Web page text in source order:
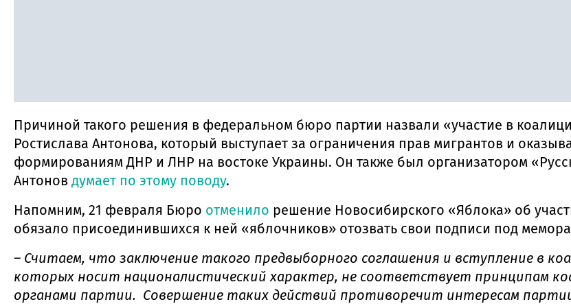
Причиной такого решения в федеральном бюро партии назвали «участие в
Ростислава Антонова, который выступает за ограничения прав мигрантов и
формированиям ДНР и ЛНР на востоке Украины. Он также был организатором
Антонов думает по этому поводу.
Напомним, 21 февраля Бюро отменило решение Новосибирского «Яблока» об
обязало присоединившихся к ней «яблочников» отозвать свои подписи под
– Считаем, что заключение такого предвыборного соглашения и вступление в
которых носит националистический характер, не соответствует принципам
органами партии. Совершение таких действий противоречит интересам